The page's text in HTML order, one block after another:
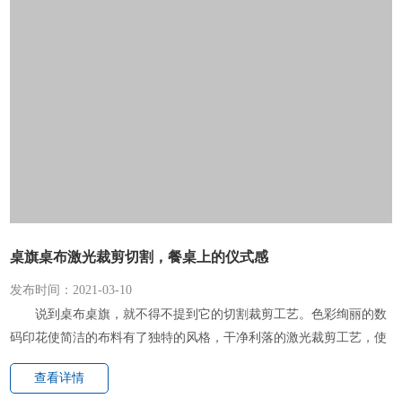
桌旗桌布激光裁剪切割，餐桌上的仪式感
发布时间：2021-03-10
说到桌布桌旗，就不得不提到它的切割裁剪工艺。色彩绚丽的数
码印花使简洁的布料有了独特的风格，干净利落的激光裁剪工艺，使
桌旗桌布细节处彰显出品质。视觉定位激光切割机把激光切割工艺融
入到布料工艺中，生产出一...
查看详情